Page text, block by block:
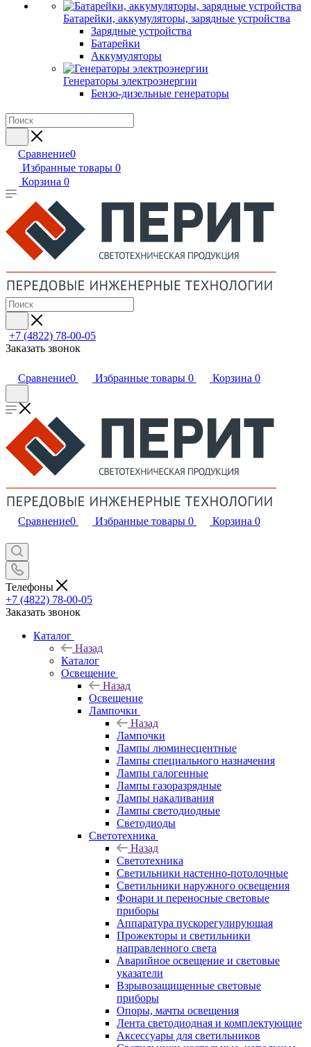
Батарейки, аккумуляторы, зарядные устройства
Зарядные устройства
Батарейки
Аккумуляторы
Генераторы электроэнергии
Бензо-дизельные генераторы
Сравнение0
Избранные товары 0
Корзина 0
+7 (4822) 78-00-05
Заказать звонок
Сравнение0 Избранные товары 0 Корзина 0
Сравнение0 Избранные товары 0 Корзина 0
Телефоны
+7 (4822) 78-00-05
Заказать звонок
Каталог
Назад
Каталог
Освещение
Назад
Освещение
Лампочки
Назад
Лампочки
Лампы люминесцентные
Лампы специального назначения
Лампы галогенные
Лампы газоразрядные
Лампы накаливания
Лампы светодиодные
Светодиоды
Светотехника
Назад
Светотехника
Светильники настенно-потолочные
Светильники наружного освещения
Фонари и переносные световые
приборы
Аппаратура пускорегулирующая
Прожекторы и светильники
направленного света
Аварийное освещение и световые
указатели
Взрывозащищенные световые
приборы
Опоры, мачты освещения
Лента светодиодная и комплектующие
Аксессуары для светильников